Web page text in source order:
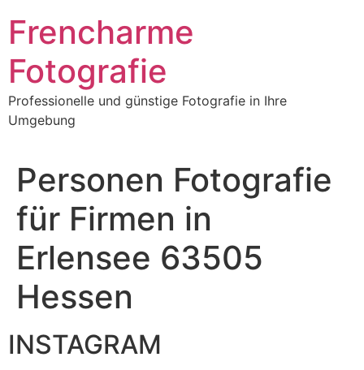
Frencharme
Fotografie
Professionelle und günstige Fotografie in Ihre
Umgebung
Personen Fotografie
für Firmen in
Erlensee 63505
Hessen
INSTAGRAM